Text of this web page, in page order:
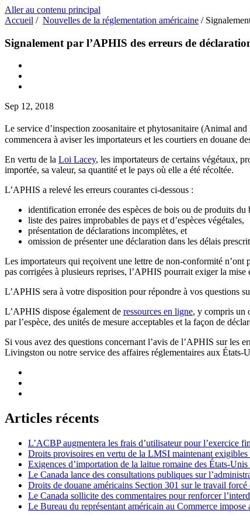
Aller au contenu principal
Accueil / Nouvelles de la réglementation américaine /
Signalement par l’APHIS des erreurs de
Sep 12, 2018
Le service d’inspection zoosanitaire et phytosanitaire (Animal
commencera à aviser les importateurs et les courtiers en douane
En vertu de la Loi Lacey, les importateurs de certains végétaux,
importée, sa valeur, sa quantité et le pays où elle a été récoltée.
L’APHIS a relevé les erreurs courantes ci-dessous :
identification erronée des espèces de bois ou de produits du
liste des paires improbables de pays et d’espèces végétales,
présentation de déclarations incomplètes, et
omission de présenter une déclaration dans les délais
Les importateurs qui reçoivent une lettre de non-conformité n’ont
pas corrigées à plusieurs reprises, l’APHIS pourrait exiger la
L’APHIS sera à votre disposition pour répondre à vos questions
L’APHIS dispose également de ressources en ligne, y compris un
par l’espèce, des unités de mesure acceptables et la façon de
Si vous avez des questions concernant l’avis de l’APHIS sur
Livingston ou notre service des affaires réglementaires aux États-
Articles récents
L’ACBP augmentera les frais d’utilisateur pour l’exercice
Droits provisoires en vertu de la LMSI maintenant
Exigences d’importation de la laitue romaine des États-
Le Canada lance des consultations publiques sur
Droits de douane américains Section 301 sur le travail
Le Canada sollicite des commentaires pour renforcer
Le Bureau du représentant américain au Commerce